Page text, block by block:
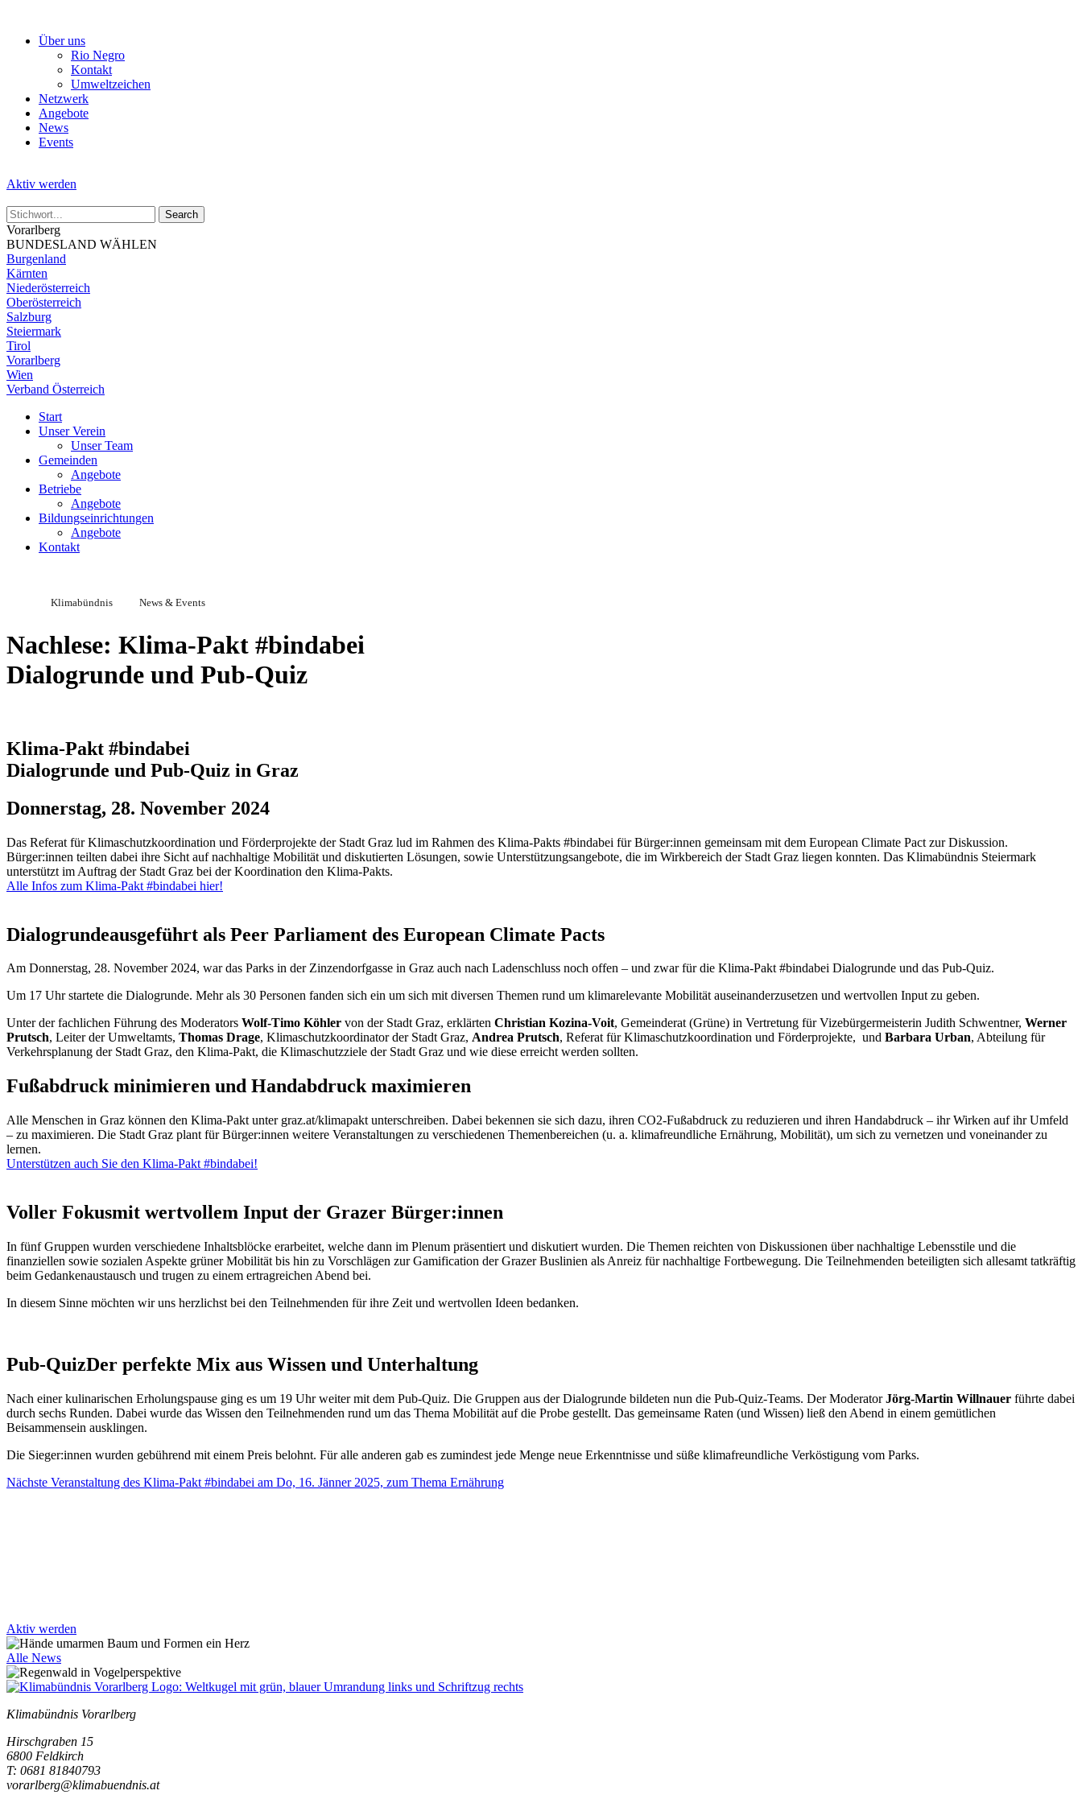
Über uns
Rio Negro
Kontakt
Umweltzeichen
Netzwerk
Angebote
News
Events
Aktiv werden
Vorarlberg
BUNDESLAND WÄHLEN
Burgenland
Kärnten
Niederösterreich
Oberösterreich
Salzburg
Steiermark
Tirol
Vorarlberg
Wien
Verband Österreich
Start
Unser Verein
Unser Team
Gemeinden
Angebote
Betriebe
Angebote
Bildungseinrichtungen
Angebote
Kontakt
Klimabündnis News & Events
Nachlese: Klima-Pakt #bindabei
Dialogrunde und Pub-Quiz
Klima-Pakt #bindabei
Dialogrunde und Pub-Quiz in Graz
Donnerstag, 28. November 2024
Das Referat für Klimaschutzkoordination und Förderprojekte der Stadt Graz lud im Rahmen des Klima-Pakts #bindabei für Bürger:innen gemeinsam mit dem European Climate Pact zur Diskussion.
Bürger:innen teilten dabei ihre Sicht auf nachhaltige Mobilität und diskutierten Lösungen, sowie Unterstützungsangebote, die im Wirkbereich der Stadt Graz liegen konnten. Das Klimabündnis Steiermark
unterstützt im Auftrag der Stadt Graz bei der Koordination den Klima-Pakts.
Alle Infos zum Klima-Pakt #bindabei hier!
Dialogrundeausgeführt als Peer Parliament des European Climate Pacts
Am Donnerstag, 28. November 2024, war das Parks in der Zinzendorfgasse in Graz auch nach Ladenschluss noch offen – und zwar für die Klima-Pakt #bindabei Dialogrunde und das Pub-Quiz.
Um 17 Uhr startete die Dialogrunde. Mehr als 30 Personen fanden sich ein um sich mit diversen Themen rund um klimarelevante Mobilität auseinanderzusetzen und wertvollen Input zu geben.
Unter der fachlichen Führung des Moderators Wolf-Timo Köhler von der Stadt Graz, erklärten Christian Kozina-Voit, Gemeinderat (Grüne) in Vertretung für Vizebürgermeisterin Judith Schwentner, Werner
Prutsch, Leiter der Umweltamts, Thomas Drage, Klimaschutzkoordinator der Stadt Graz, Andrea Prutsch, Referat für Klimaschutzkoordination und Förderprojekte, und Barbara Urban, Abteilung für
Verkehrsplanung der Stadt Graz, den Klima-Pakt, die Klimaschutzziele der Stadt Graz und wie diese erreicht werden sollten.
Fußabdruck minimieren und Handabdruck maximieren
Alle Menschen in Graz können den Klima-Pakt unter graz.at/klimapakt unterschreiben. Dabei bekennen sie sich dazu, ihren CO2-Fußabdruck zu reduzieren und ihren Handabdruck – ihr Wirken auf ihr Umfeld
– zu maximieren. Die Stadt Graz plant für Bürger:innen weitere Veranstaltungen zu verschiedenen Themenbereichen (u. a. klimafreundliche Ernährung, Mobilität), um sich zu vernetzen und voneinander zu
lernen.
Unterstützen auch Sie den Klima-Pakt #bindabei!
Voller Fokusmit wertvollem Input der Grazer Bürger:innen
In fünf Gruppen wurden verschiedene Inhaltsblöcke erarbeitet, welche dann im Plenum präsentiert und diskutiert wurden. Die Themen reichten von Diskussionen über nachhaltige Lebensstile und die
finanziellen sowie sozialen Aspekte grüner Mobilität bis hin zu Vorschlägen zur Gamification der Grazer Buslinien als Anreiz für nachhaltige Fortbewegung. Die Teilnehmenden beteiligten sich allesamt tatkräftig
beim Gedankenaustausch und trugen zu einem ertragreichen Abend bei.
In diesem Sinne möchten wir uns herzlichst bei den Teilnehmenden für ihre Zeit und wertvollen Ideen bedanken.
Pub-QuizDer perfekte Mix aus Wissen und Unterhaltung
Nach einer kulinarischen Erholungspause ging es um 19 Uhr weiter mit dem Pub-Quiz. Die Gruppen aus der Dialogrunde bildeten nun die Pub-Quiz-Teams. Der ModeratorJörg-Martin Willnauer führte dabei
durch sechs Runden. Dabei wurde das Wissen den Teilnehmenden rund um das Thema Mobilität auf die Probe gestellt. Das gemeinsame Raten (und Wissen) ließ den Abend in einem gemütlichen
Beisammensein ausklingen.
Die Sieger:innen wurden gebührend mit einem Preis belohnt. Für alle anderen gab es zumindest jede Menge neue Erkenntnisse und süße klimafreundliche Verköstigung vom Parks.
Nächste Veranstaltung des Klima-Pakt #bindabei am Do, 16. Jänner 2025, zum Thema Ernährung
Aktiv werden
Alle News
Klimabündnis Vorarlberg
Hirschgraben 15
6800 Feldkirch
T: 0681 81840793
vorarlberg@klimabuendnis.at